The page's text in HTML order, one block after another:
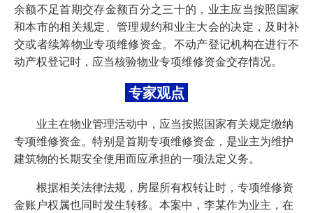
余额不足首期交存金额百分之三十的，业主应当按照国家
和本市的相关规定、管理规约和业主大会的决定，及时补
交或者续筹物业专项维修资金。不动产登记机构在进行不
动产权登记时，应当核验物业专项维修资金交存情况。
专家观点
业主在物业管理活动中，应当按照国家有关规定缴纳
专项维修资金。特别是首期专项维修资金，是业主为维护
建筑物的长期安全使用而应承担的一项法定义务。
根据相关法律法规，房屋所有权转让时，专项维修资
金账户权属也同时发生转移。本案中，李某作为业主，在